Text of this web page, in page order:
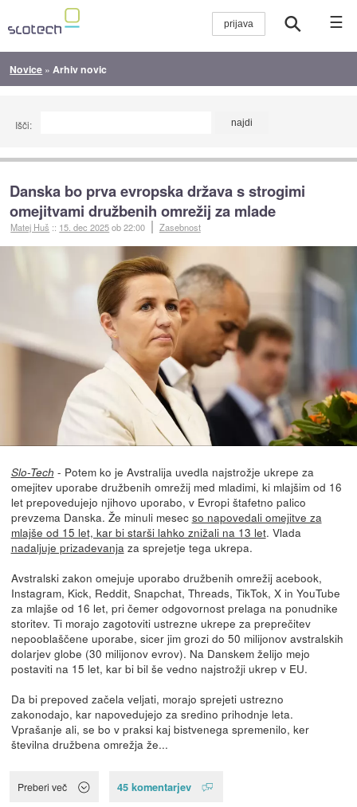
☰
Novice » Arhiv novic
Išči:
Danska bo prva evropska država s strogimi
omejitvami družbenih omrežij za mlade
Matej Huš :: 15. dec 2025ob 22:00 Zasebnost
Slo-Tech - Potem ko je Avstralija uvedla najstrožje ukrepe za
omejitev uporabe družbenih omrežij med mladimi, ki mlajšim od 16
let prepovedujejo njihovo uporabo, v Evropi štafetno palico
prevzema Danska. Že minuli mesec so napovedali omejitve za
mlajše od 15 let, kar bi starši lahko znižali na 13 let. Vlada
nadaljuje prizadevanjaza sprejetje tega ukrepa.
Avstralski zakon omejuje uporabo družbenih omrežij acebook,
Instagram, Kick, Reddit, Snapchat, Threads, TikTok, X in YouTube
za mlajše od 16 let, pri čemer odgovornost prelaga na ponudnike
storitev. Ti morajo zagotoviti ustrezne ukrepe za preprečitev
nepooblaščene uporabe, sicer jim grozi do 50 milijonov avstralskih
dolarjev globe (30 milijonov evrov). Na Danskem želijo mejo
postaviti na 15 let, kar bi bil še vedno najstrožji ukrep v EU.
Da bi prepoved začela veljati, morajo sprejeti ustrezno
zakonodajo, kar napovedujejo za sredino prihodnje leta.
Vprašanje ali, se bo v praksi kaj bistvenega spremenilo, ker
številna družbena omrežja že...
Preberi več 45 komentarjev